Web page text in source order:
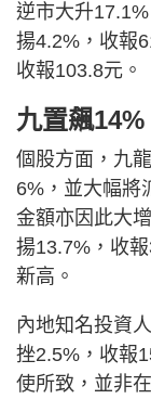
逆市大升
揚4.2%，收報
收報103.8元。
九置飆
個股方面，九
6%，並大幅將
金額亦因此大
揚13.7%，收
新高。
內地知名投資
挫2.5%，收報
使所致，並非